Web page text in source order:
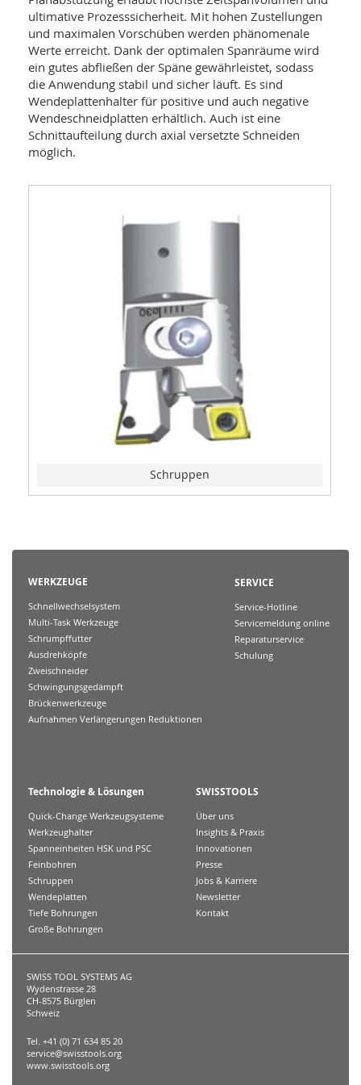
ultimative Prozesssicherheit. Mit hohen Zustellungen
und maximalen Vorschüben werden phänomenale
Werte erreicht. Dank der optimalen Spanräume wird
ein gutes abfließen der Späne gewährleistet, sodass
die Anwendung stabil und sicher läuft. Es sind
Wendeplattenhalter für positive und auch negative
Wendeschneidplatten erhältlich. Auch ist eine
Schnittaufteilung durch axial versetzte Schneiden
möglich.
Schruppen
WERKZEUGE
Schnellwechselsystem
Multi-Task Werkzeuge
Schrumpffutter
Ausdrehköpfe
Zweischneider
Schwingungsgedämpft
Brückenwerkzeuge
Aufnahmen Verlängerungen Reduktionen
SERVICE
Service-Hotline
Servicemeldung online
Reparaturservice
Schulung
Technologie & Lösungen
Quick-Change Werkzeugsysteme
Werkzeughalter
Spanneinheiten HSK und PSC
Feinbohren
Schruppen
Wendeplatten
Tiefe Bohrungen
Große Bohrungen
SWISSTOOLS
Über uns
Insights & Praxis
Innovationen
Presse
Jobs & Karriere
Newsletter
Kontakt
SWISS TOOL SYSTEMS AG
Wydenstrasse 28
CH-8575 Bürglen
Schweiz
Tel. +41 (0) 71 634 85 20
service@swisstools.org
www.swisstools.org